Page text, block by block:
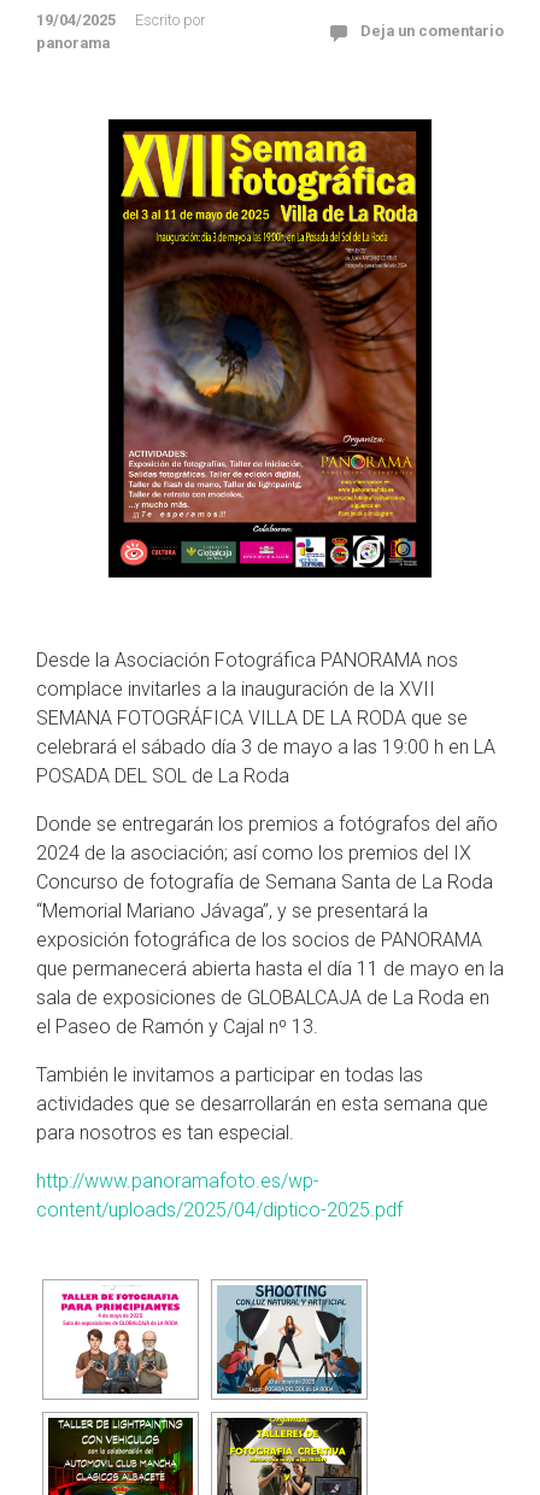
19/04/2025
Escrito por
panorama
Deja un comentario
Desde la Asociación Fotográfica PANORAMA nos
complace invitarles a la inauguración de la XVII
SEMANA FOTOGRÁFICA VILLA DE LA RODA que se
celebrará el sábado día 3 de mayo a las 19:00 h en LA
POSADA DEL SOL de La Roda
Donde se entregarán los premios a fotógrafos del año
2024 de la asociación; así como los premios del IX
Concurso de fotografía de Semana Santa de La Roda
“Memorial Mariano Jávaga”, y se presentará la
exposición fotográfica de los socios de PANORAMA
que permanecerá abierta hasta el día 11 de mayo en la
sala de exposiciones de GLOBALCAJA de La Roda en
el Paseo de Ramón y Cajal nº 13.
También le invitamos a participar en todas las
actividades que se desarrollarán en esta semana que
para nosotros es tan especial.
http://www.panoramafoto.es/wp-
content/uploads/2025/04/diptico-2025.pdf